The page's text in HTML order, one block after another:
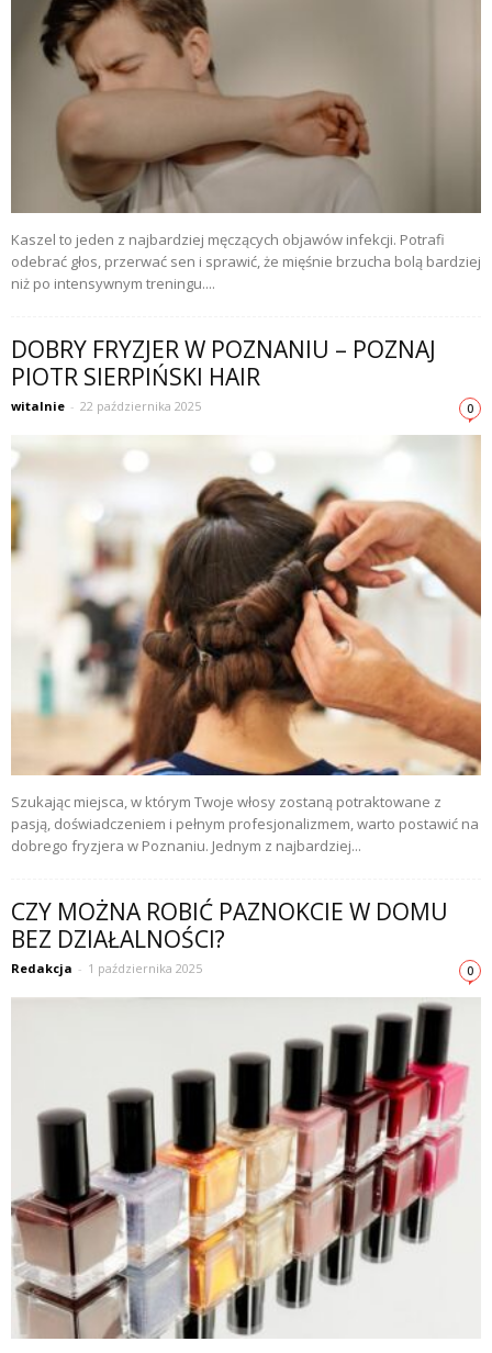
Kaszel to jeden z najbardziej męczących objawów infekcji. Potrafi
odebrać głos, przerwać sen i sprawić, że mięśnie brzucha bolą bardziej
niż po intensywnym treningu....
DOBRY FRYZJER W POZNANIU – POZNAJ
PIOTR SIERPIŃSKI HAIR
witalnie - 22 października 2025 0
Szukając miejsca, w którym Twoje włosy zostaną potraktowane z
pasją, doświadczeniem i pełnym profesjonalizmem, warto postawić na
dobrego fryzjera w Poznaniu. Jednym z najbardziej...
CZY MOŻNA ROBIĆ PAZNOKCIE W DOMU
BEZ DZIAŁALNOŚCI?
Redakcja - 1 października 2025 0